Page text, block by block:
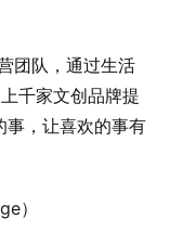
团队，通过生活
千家文创品牌提
事，让喜欢的事有
）